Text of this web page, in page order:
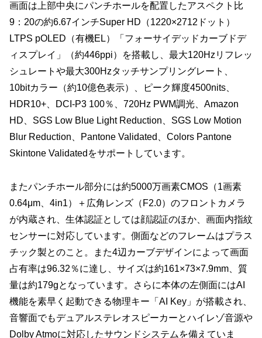
画面は上部中央にパンチホールを配置したアスペクト比
9：20の約6.67インチSuper HD（1220×2712ドット）
LTPS pOLED（有機EL）「フォーサイデッドカーブドデ
ィスプレイ」（約446ppi）を搭載し、最大120Hzリフレッ
シュレートや最大300Hzタッチサンプリングレート、
10bitカラー（約10億色表示）、ピーク輝度4500nits、
HDR10+、DCI-P3 100％、720Hz PWM調光、Amazon
HD、SGS Low Blue Light Reduction、SGS Low Motion
Blur Reduction、Pantone Validated、Colors Pantone
Skintone Validatedをサポートしています。
またパンチホール部分には約5000万画素CMOS（1画素
0.64μm、4in1）＋広角レンズ（F2.0）のフロントカメラ
が内蔵され、生体認証としては顔認証のほか、画面内指紋
センサーに対応しています。側面などのフレームはプラス
チック製とのこと。また4辺カーブデザインによって画面
占有率は96.32％に達し、サイズは約161×73×7.9mm、質
量は約179gとなっています。さらに本体の左側面にはAI
機能を素早く起動できる物理キー「AI Key」が搭載され、
音響面でもデュアルステレオスピーカーとハイレゾ音源や
Dolby Atmoに対応したサウンドシステムを備えていま